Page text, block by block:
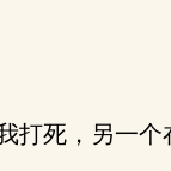
打死，另一个